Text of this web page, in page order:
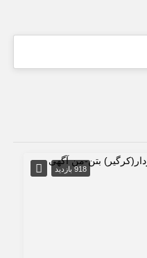
918 بازدید